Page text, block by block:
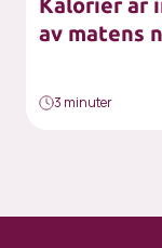
Kalorier är
av matens
3 minuter